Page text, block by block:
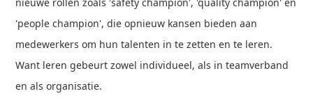
'people champion', die opnieuw kansen bieden aan
medewerkers om hun talenten in te zetten en te leren.
Want leren gebeurt zowel individueel, als in teamverband
en als organisatie.